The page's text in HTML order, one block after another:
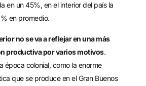
en un 45%, en el interior del país la
en promedio.
no se va a reflejar en una más
productiva por varios motivos.
época colonial, como la enorme
que se produce en el Gran Buenos